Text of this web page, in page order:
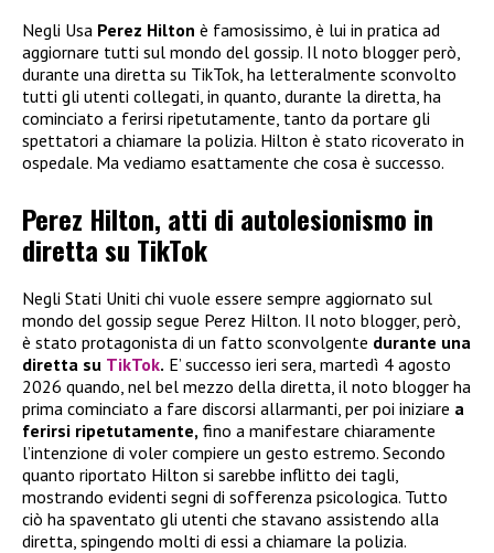
Negli Usa Perez Hilton è famosissimo, è lui in pratica ad
aggiornare tutti sul mondo del gossip. Il noto blogger però,
durante una diretta su TikTok, ha letteralmente sconvolto
tutti gli utenti collegati, in quanto, durante la diretta, ha
cominciato a ferirsi ripetutamente, tanto da portare gli
spettatori a chiamare la polizia. Hilton è stato ricoverato in
ospedale. Ma vediamo esattamente che cosa è successo.
Perez Hilton, atti di autolesionismo in
diretta su TikTok
Negli Stati Uniti chi vuole essere sempre aggiornato sul
mondo del gossip segue Perez Hilton. Il noto blogger, però,
è stato protagonista di un fatto sconvolgente durante una
diretta su TikTok. E’ successo ieri sera, martedì 4 agosto
2026 quando, nel bel mezzo della diretta, il noto blogger ha
prima cominciato a fare discorsi allarmanti, per poi iniziare a
ferirsi ripetutamente, fino a manifestare chiaramente
l’intenzione di voler compiere un gesto estremo. Secondo
quanto riportato Hilton si sarebbe inflitto dei tagli,
mostrando evidenti segni di sofferenza psicologica. Tutto
ciò ha spaventato gli utenti che stavano assistendo alla
diretta, spingendo molti di essi a chiamare la polizia.